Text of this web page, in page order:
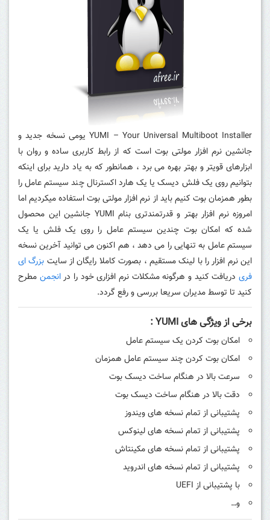
YUMI – Your Universal Multiboot Installer یومی نسخه جدید و
جانشین نرم افزار مولتی بوت است که از رابط کاربری ساده و روان با
ابزارهای قویتر و بهتر بهره می برد ، همانطور که به یاد دارید برای اینکه
بتوانیم روی یک فلش دیسک یا یک هارد اکسترنال چند سیستم عامل را
بطور همزمان بوت کنیم باید از نرم افزار مولتی بوت استفاده میکردیم اما
امروزه نرم افزار بهتر و قدرتمندتری بنام YUMI جانشین این محصول
شده که امکان بوت چندین سیستم عامل را روی یک فلش یا یک
سیستم عامل به تنهایی را می دهد ، هم اکنون می توانید آخرین نسخه
این نرم افزار را با لینک مستقیم ، بصورت کاملا رایگان از سایت بزرگ ای
فریدریافت کنید و هرگونه مشکلات نرم افزاری خود را درانجمن مطرح
کنید تا توسط مدیران سریعا بررسی و رفع گردد.
برخی از ویژگی های YUMI :
امکان بوت کردن یک سیستم عامل
امکان بوت کردن چند سیستم عامل همزمان
سرعت بالا در هنگام ساخت دیسک بوت
دقت بالا در هنگام ساخت دیسک بوت
پشتیبانی از تمام نسخه های ویندوز
پشتیبانی از تمام نسخه های لینوکس
پشتیبانی از تمام نسخه های مکینتاش
پشتیبانی از تمام نسخه های اندروید
با پشتیبانی از UEFI
و…